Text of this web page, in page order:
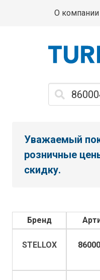
О компании
Уважаемый
розничные
скидку.
Бренд
STELLOX